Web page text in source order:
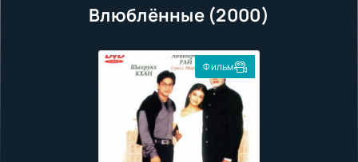
Влюблённые (2000)
Фильм